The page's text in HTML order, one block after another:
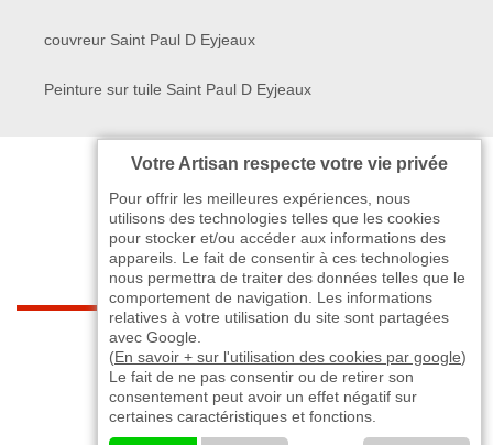
couvreur Saint Paul D Eyjeaux
Peinture sur tuile Saint Paul D Eyjeaux
indisponible - indisponible>
Votre Artisan respecte votre vie privée
Pour offrir les meilleures expériences, nous
utilisons des technologies telles que les cookies
pour stocker et/ou accéder aux informations des
appareils. Le fait de consentir à ces technologies
nous permettra de traiter des données telles que le
comportement de navigation. Les informations
relatives à votre utilisation du site sont partagées
avec Google.
(En savoir + sur l'utilisation des cookies par google)
Le fait de ne pas consentir ou de retirer son
consentement peut avoir un effet négatif sur
certaines caractéristiques et fonctions.